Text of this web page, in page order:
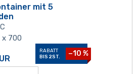
mit 5
x 700
RABATT
BIS 2ST.
−10 %